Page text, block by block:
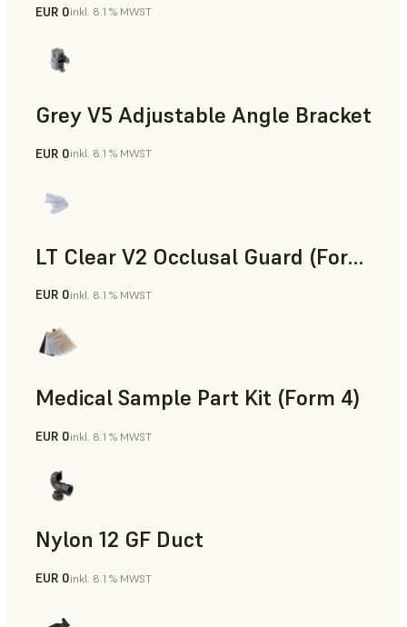
Zahnmedizin
EUR 0inkl. 8.1 % MWST
Grey V5 Adjustable Angle Bracket
Standard
EUR 0inkl. 8.1 % MWST
LT Clear V2 Occlusal Guard (Form 4)
Zahnmedizin
EUR 0inkl. 8.1 % MWST
Medical Sample Part Kit (Form 4)
Medizin
EUR 0inkl. 8.1 % MWST
Nylon 12 GF Duct
SLS-Pulver
EUR 0inkl. 8.1 % MWST